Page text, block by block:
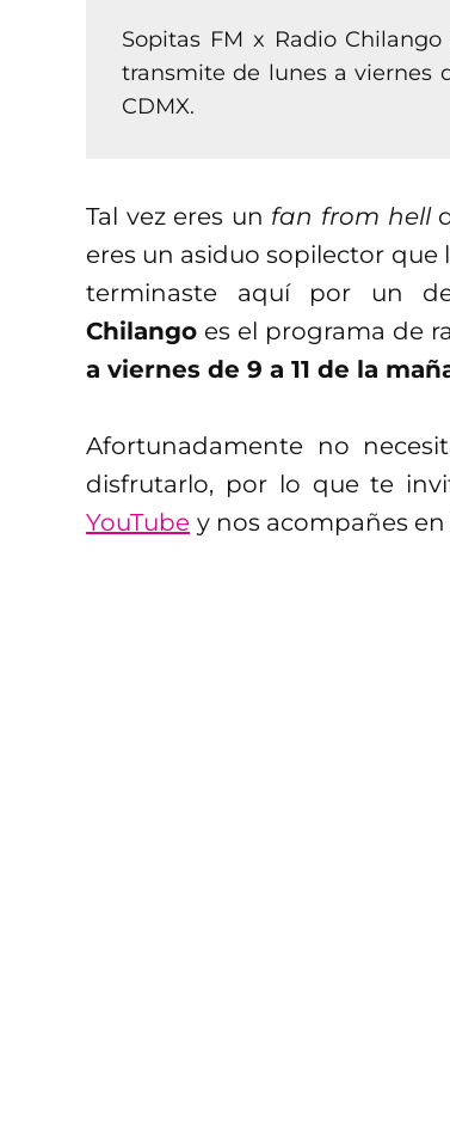
Sopitas FM x Radio
transmite de lunes a viernes
CDMX.
Tal vez eres un fan from hell
eres un asiduo sopilector
terminaste aquí por un
Chilango es el programa de
a viernes de 9 a 11 de la
Afortunadamente no
disfrutarlo, por lo que te
YouTube y nos acompañes